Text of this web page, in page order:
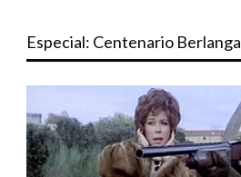
Especial: Centenario Berlanga